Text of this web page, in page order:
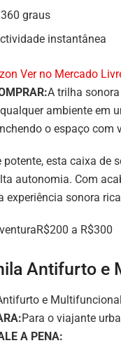
graus
instantânea
Ver no Mercado
A trilha
ambiente em
o espaço com
potente, esta caixa de
autonomia. Com
experiência sonora
a R$300
Antifurto e
Para o viajante
A PENA: